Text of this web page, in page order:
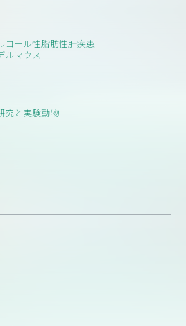
コール性脂肪性肝疾患
ルマウス
究と実験動物